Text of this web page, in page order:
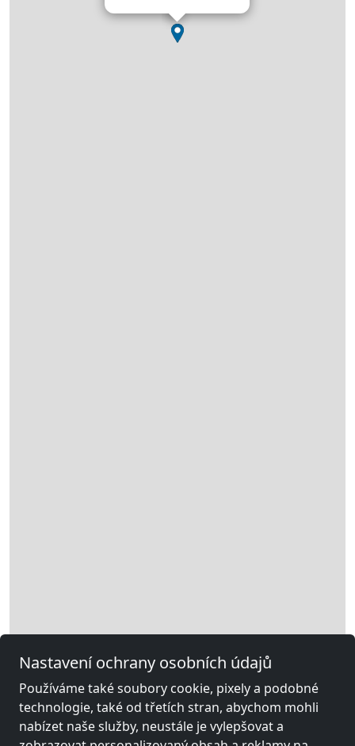
Nastavení ochrany osobních údajů
Používáme také soubory cookie, pixely a podobné
technologie, také od třetích stran, abychom mohli
nabízet naše služby, neustále je vylepšovat a